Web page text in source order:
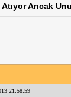
Ancak
21:58:59